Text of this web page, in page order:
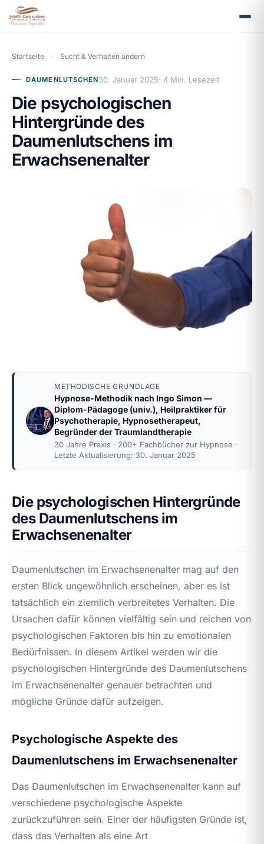
Startseite › Sucht & Verhalten ändern
DAUMENLUTSCHEN30. Januar 2025· 4 Min. Lesezeit
Die psychologischen
Hintergründe des
Daumenlutschens im
Erwachsenenalter
METHODISCHE GRUNDLAGE
Hypnose-Methodik nach Ingo Simon —
Diplom-Pädagoge (univ.), Heilpraktiker für
Psychotherapie, Hypnosetherapeut,
Begründer der Traumlandtherapie
30 Jahre Praxis · 200+ Fachbücher zur Hypnose ·
Letzte Aktualisierung: 30. Januar 2025
Die psychologischen Hintergründe
des Daumenlutschens im
Erwachsenenalter
Daumenlutschen im Erwachsenenalter mag auf den
ersten Blick ungewöhnlich erscheinen, aber es ist
tatsächlich ein ziemlich verbreitetes Verhalten. Die
Ursachen dafür können vielfältig sein und reichen von
psychologischen Faktoren bis hin zu emotionalen
Bedürfnissen. In diesem Artikel werden wir die
psychologischen Hintergründe des Daumenlutschens
im Erwachsenenalter genauer betrachten und
mögliche Gründe dafür aufzeigen.
Psychologische Aspekte des
Daumenlutschens im Erwachsenenalter
Das Daumenlutschen im Erwachsenenalter kann auf
verschiedene psychologische Aspekte
zurückzuführen sein. Einer der häufigsten Gründe ist,
dass das Verhalten als eine Art